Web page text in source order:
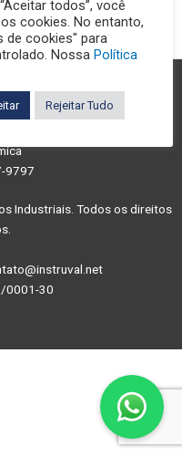
SP
9797
Industriais. Todos os direitos
0001-30
todos”, você
cookies. No entanto,
de cookies" para
Nossa Política
Rejeitar Tudo